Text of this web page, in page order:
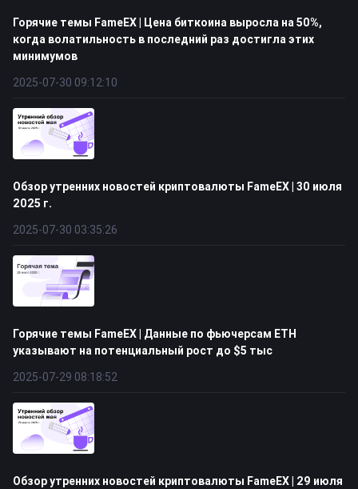
Горячие темы FameEX | Цена биткоина выросла на 50%,
когда волатильность в последний раз достигла этих
минимумов
2025-07-30 09:12:10
Обзор утренних новостей криптовалюты FameEX | 30 июля
2025 г.
2025-07-30 03:35:26
Горячие темы FameEX | Данные по фьючерсам ETH
указывают на потенциальный рост до $5 тыс
2025-07-29 08:18:52
Обзор утренних новостей криптовалюты FameEX | 29 июля